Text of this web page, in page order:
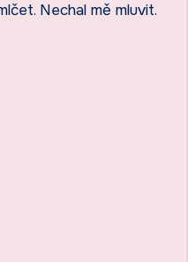
Nechal mě mluvit.